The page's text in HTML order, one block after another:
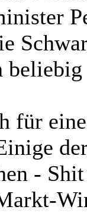
für
-